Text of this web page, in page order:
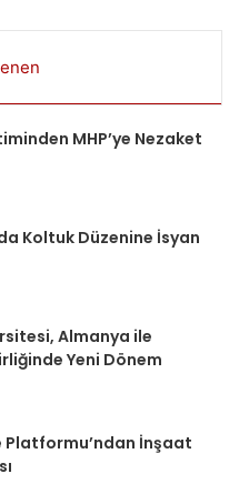
MHP’ye Nezaket
Koltuk Düzenine İsyan
Almanya ile
Yeni Dönem
Platformu’ndan İnşaat